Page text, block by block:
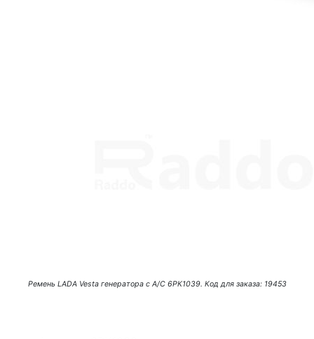
Ремень LADA Vesta генератора с А/С 6РК1039. Код для заказа: 19453